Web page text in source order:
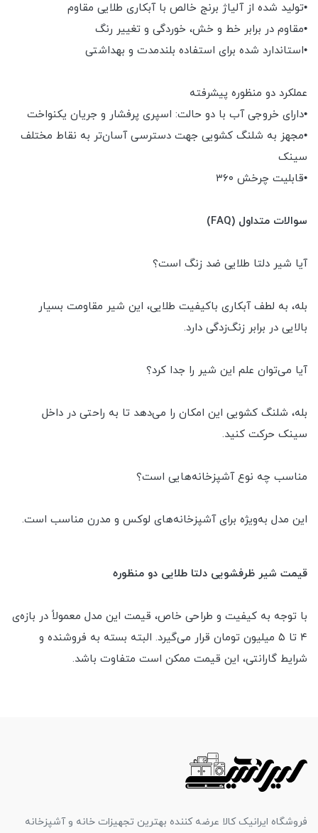
•تولید شده از آلیاژ برنج خالص با آبکاری طلایی مقاوم
•مقاوم در برابر خط و خش، خوردگی و تغییر رنگ
•استاندارد شده برای استفاده بلندمدت و بهداشتی
عملکرد دو منظوره پیشرفته
•دارای خروجی آب با دو حالت: اسپری پرفشار و جریان یکنواخت
•مجهز به شلنگ کشویی جهت دسترسی آسان‌تر به نقاط مختلف
سینک
•قابلیت چرخش ۳۶۰
سوالات متداول (FAQ)
آیا شیر دلتا طلایی ضد زنگ است؟
بله، به لطف آبکاری باکیفیت طلایی، این شیر مقاومت بسیار
بالایی در برابر زنگ‌زدگی دارد.
آیا می‌توان علم این شیر را جدا کرد؟
بله، شلنگ کشویی این امکان را می‌دهد تا به راحتی در داخل
سینک حرکت کنید.
مناسب چه نوع آشپزخانه‌هایی است؟
این مدل به‌ویژه برای آشپزخانه‌های لوکس و مدرن مناسب است.
قیمت شیر ظرفشویی دلتا طلایی دو منظوره
با توجه به کیفیت و طراحی خاص، قیمت این مدل معمولاً در بازه‌ی
۴ تا ۵ میلیون تومان قرار می‌گیرد. البته بسته به فروشنده و
شرایط گارانتی، این قیمت ممکن است متفاوت باشد.
فروشگاه ایرانیک کالا عرضه کننده بهترین تجهیزات خانه و آشپزخانه